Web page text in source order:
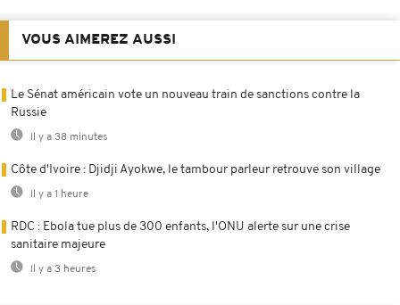
VOUS AIMEREZ AUSSI
Le Sénat américain vote un nouveau train de sanctions contre la
Russie
Il y a 38 minutes
Côte d'Ivoire : Djidji Ayokwe, le tambour parleur retrouve son village
Il y a 1 heure
RDC : Ebola tue plus de 300 enfants, l'ONU alerte sur une crise
sanitaire majeure
Il y a 3 heures